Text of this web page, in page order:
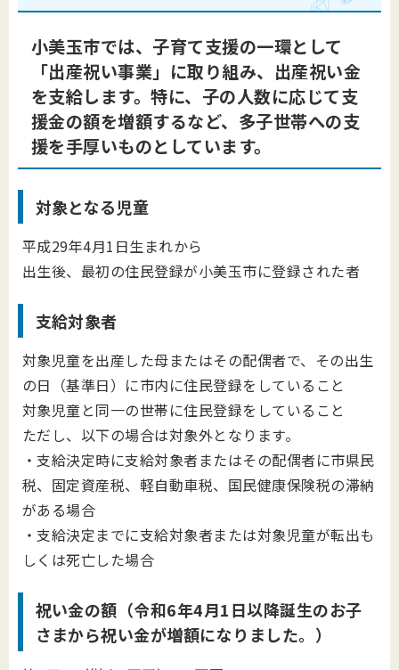
小美玉市では、子育て支援の一環として
「出産祝い事業」に取り組み、出産祝い金
を支給します。特に、子の人数に応じて支
援金の額を増額するなど、多子世帯への支
援を手厚いものとしています。
対象となる児童
平成29年4月1日生まれから
出生後、最初の住民登録が小美玉市に登録された者
支給対象者
対象児童を出産した母またはその配偶者で、その出生
の日（基準日）に市内に住民登録をしていること
対象児童と同一の世帯に住民登録をしていること
ただし、以下の場合は対象外となります。
・支給決定時に支給対象者またはその配偶者に市県民
税、固定資産税、軽自動車税、国民健康保険税の滞納
がある場合
・支給決定までに支給対象者または対象児童が転出も
しくは死亡した場合
祝い金の額（令和6年4月1日以降誕生のお子
さまから祝い金が増額になりました。）